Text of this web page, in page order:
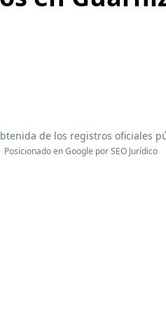
de los registros oficiales
Posicionado en Google porSEO Jurídico